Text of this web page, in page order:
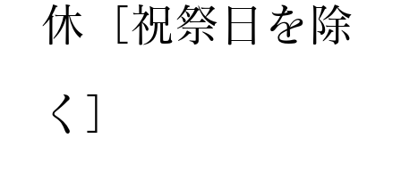
休［祝祭日を除
く］